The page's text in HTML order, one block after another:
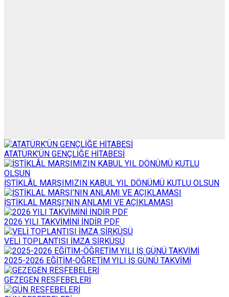
ATATÜRK’ÜN GENÇLİĞE HİTABESİ
İSTİKLÂL MARŞIMIZIN KABUL YIL DÖNÜMÜ KUTLU OLSUN
İSTİKLAL MARŞI’NIN ANLAMI VE AÇIKLAMASI
2026 YILI TAKVİMİNİ İNDİR PDF
VELİ TOPLANTISI İMZA SİRKÜSÜ
2025-2026 EĞİTİM-ÖĞRETİM YILI İŞ GÜNÜ TAKVİMİ
GEZEGEN RESFEBELERİ